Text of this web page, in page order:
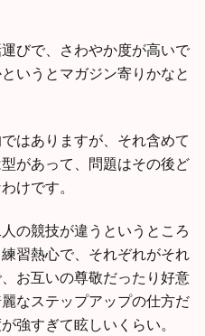
びで、さわやか度が高いで
いうとマガジン寄りかなと
はありますが、それ含めて
があって、問題はその後ど
けです。
の競技が違うというところ
習熱心で、それぞれがそれ
お互いの尊敬だったり好意
なステップアップの仕方だ
強すぎて眩しいくらい。